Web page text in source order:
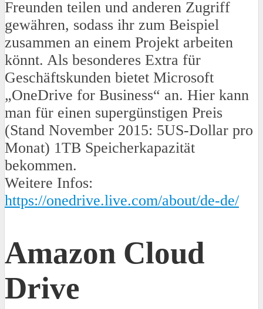
Freunden teilen und anderen Zugriff
gewähren, sodass ihr zum Beispiel
zusammen an einem Projekt arbeiten
könnt. Als besonderes Extra für
Geschäftskunden bietet Microsoft
„OneDrive for Business“ an. Hier kann
man für einen supergünstigen Preis
(Stand November 2015: 5US-Dollar pro
Monat) 1TB Speicherkapazität
bekommen.
Weitere Infos:
https://onedrive.live.com/about/de-de/
Amazon Cloud
Drive